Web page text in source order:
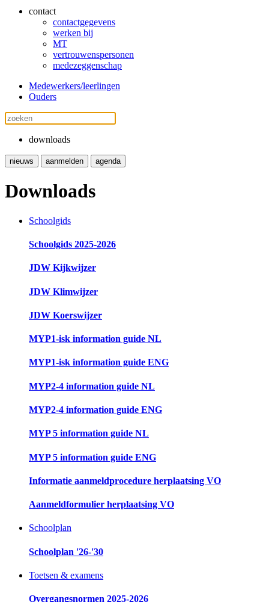
contact
contactgegevens
werken bij
MT
vertrouwenspersonen
medezeggenschap
Medewerkers/leerlingen
Ouders
downloads
nieuws aanmelden agenda
Downloads
Schoolgids
Schoolgids 2025-2026
JDW Kijkwijzer
JDW Klimwijzer
JDW Koerswijzer
MYP1-isk information guide NL
MYP1-isk information guide ENG
MYP2-4 information guide NL
MYP2-4 information guide ENG
MYP 5 information guide NL
MYP 5 information guide ENG
Informatie aanmeldprocedure herplaatsing VO
Aanmeldformulier herplaatsing VO
Schoolplan
Schoolplan '26-'30
Toetsen & examens
Overgangsnormen 2025-2026